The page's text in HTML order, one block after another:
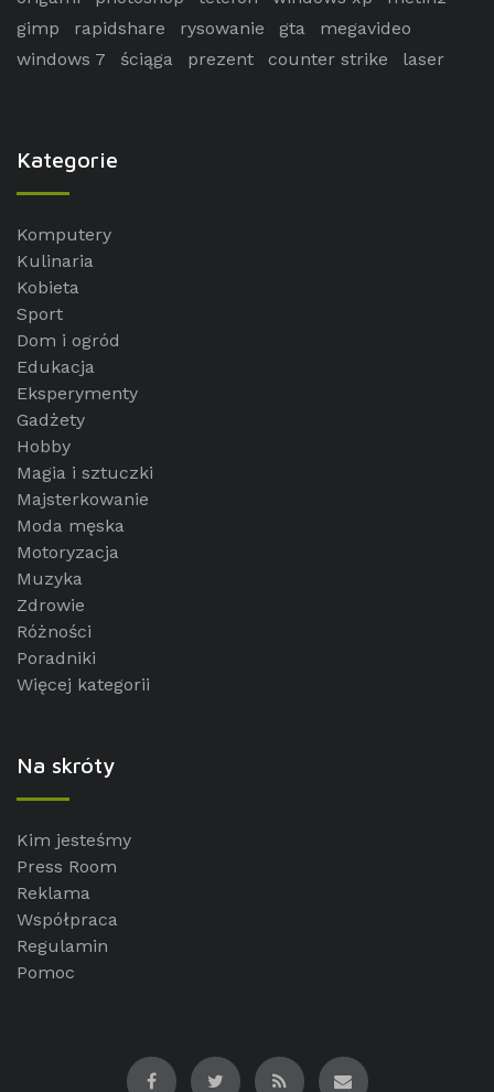
gimp
rapidshare rysowanie gta
megavideo
windows 7
ściąga prezent counter strike laser
Kategorie
Komputery
Kulinaria
Kobieta
Sport
Dom i ogród
Edukacja
Eksperymenty
Gadżety
Hobby
Magia i sztuczki
Majsterkowanie
Moda męska
Motoryzacja
Muzyka
Zdrowie
Różności
Poradniki
Więcej kategorii
Na skróty
Kim jesteśmy
Press Room
Reklama
Współpraca
Regulamin
Pomoc